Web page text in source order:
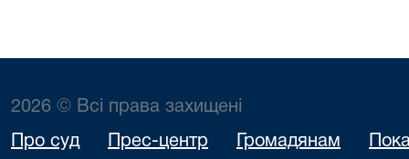
2026 © Всі права захищені
Про суд Прес-центр Громадянам